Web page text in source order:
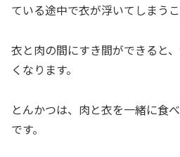
ている途中で衣が浮いてしまうこ
衣と肉の間にすき間ができると
くなります。
とんかつは、肉と衣を一緒に食
です。